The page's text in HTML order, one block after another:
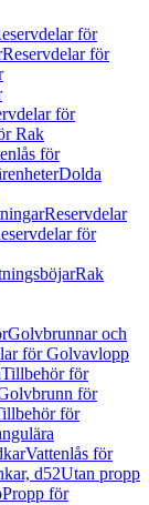
för
Reservdelar för
för
Rak
för
Dolda
Reservdelar
för
Rak
Golvbrunnar och
för Golvavlopp
Tillbehör för
för
för
Vattenlås för
d52Utan propp
Propp för